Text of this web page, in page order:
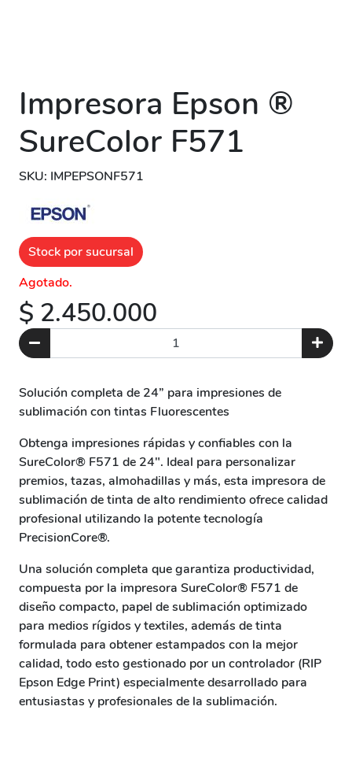
Impresora Epson ®
SureColor F571
SKU: IMPEPSONF571
Stock por sucursal
Agotado.
$ 2.450.000
Solución completa de 24” para impresiones de
sublimación con tintas Fluorescentes
Obtenga impresiones rápidas y confiables con la
SureColor® F571 de 24". Ideal para personalizar
premios, tazas, almohadillas y más, esta impresora de
sublimación de tinta de alto rendimiento ofrece calidad
profesional utilizando la potente tecnología
PrecisionCore®.
Una solución completa que garantiza productividad,
compuesta por la impresora SureColor® F571 de
diseño compacto, papel de sublimación optimizado
para medios rígidos y textiles, además de tinta
formulada para obtener estampados con la mejor
calidad, todo esto gestionado por un controlador (RIP
Epson Edge Print) especialmente desarrollado para
entusiastas y profesionales de la sublimación.